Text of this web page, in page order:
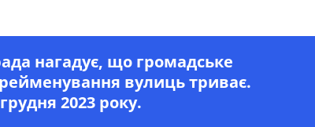
нагадує, що громадське
вулиць триває.
2023 року.